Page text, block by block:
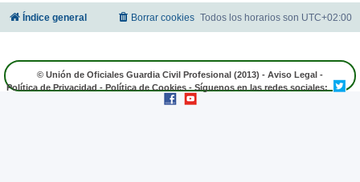
Índice general Todos los horarios son UTC+02:00
Borrar cookies
© Unión de Oficiales Guardia Civil Profesional (2013) - Aviso Legal -
Política de Privacidad - Política de Cookies - Síguenos en las redes sociales: